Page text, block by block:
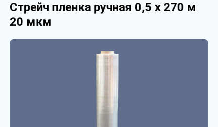
Стрейч пленка ручная 0,5 х 270 м
20 мкм